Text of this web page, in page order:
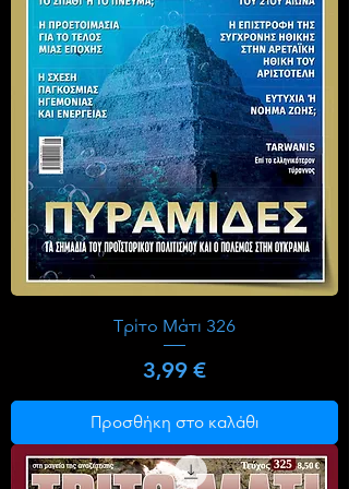
Τρίτο Μάτι 326
Τιμή
3,99 €
Προσθήκη στο καλάθι